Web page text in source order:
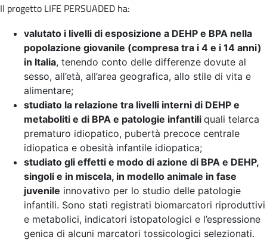
Il progetto LIFE PERSUADED ha:
valutato i livelli di esposizione a DEHP e BPA nella
popolazione giovanile (compresa tra i 4 e i 14 anni)
in Italia, tenendo conto delle differenze dovute al
sesso, all’età, all’area geografica, allo stile di vita e
alimentare;
studiato la relazione tra livelli interni di DEHP e
metaboliti e di BPA e patologie infantili quali telarca
prematuro idiopatico, pubertà precoce centrale
idiopatica e obesità infantile idiopatica;
studiato gli effetti e modo di azione di BPA e DEHP,
singoli e in miscela, in modello animale in fase
juvenile innovativo per lo studio delle patologie
infantili. Sono stati registrati biomarcatori riproduttivi
e metabolici, indicatori istopatologici e l’espressione
genica di alcuni marcatori tossicologici selezionati.